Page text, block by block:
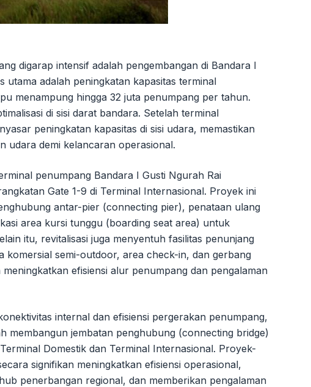
digarap intensif adalah pengembangan di Bandara I
utama adalah peningkatan kapasitas terminal
menampung hingga 32 juta penumpang per tahun.
di sisi darat bandara. Setelah terminal
peningkatan kapasitas di sisi udara, memastikan
udara demi kelancaran operasional.
penumpang Bandara I Gusti Ngurah Rai
Gate 1-9 di Terminal Internasional. Proyek ini
antar-pier (connecting pier), penataan ulang
area kursi tunggu (boarding seat area) untuk
itu, revitalisasi juga menyentuh fasilitas penunjang
komersial semi-outdoor, area check-in, dan gerbang
efisiensi alur penumpang dan pengalaman
internal dan efisiensi pergerakan penumpang,
membangun jembatan penghubung (connecting bridge)
Domestik dan Terminal Internasional. Proyek-
signifikan meningkatkan efisiensi operasional,
penerbangan regional, dan memberikan pengalaman